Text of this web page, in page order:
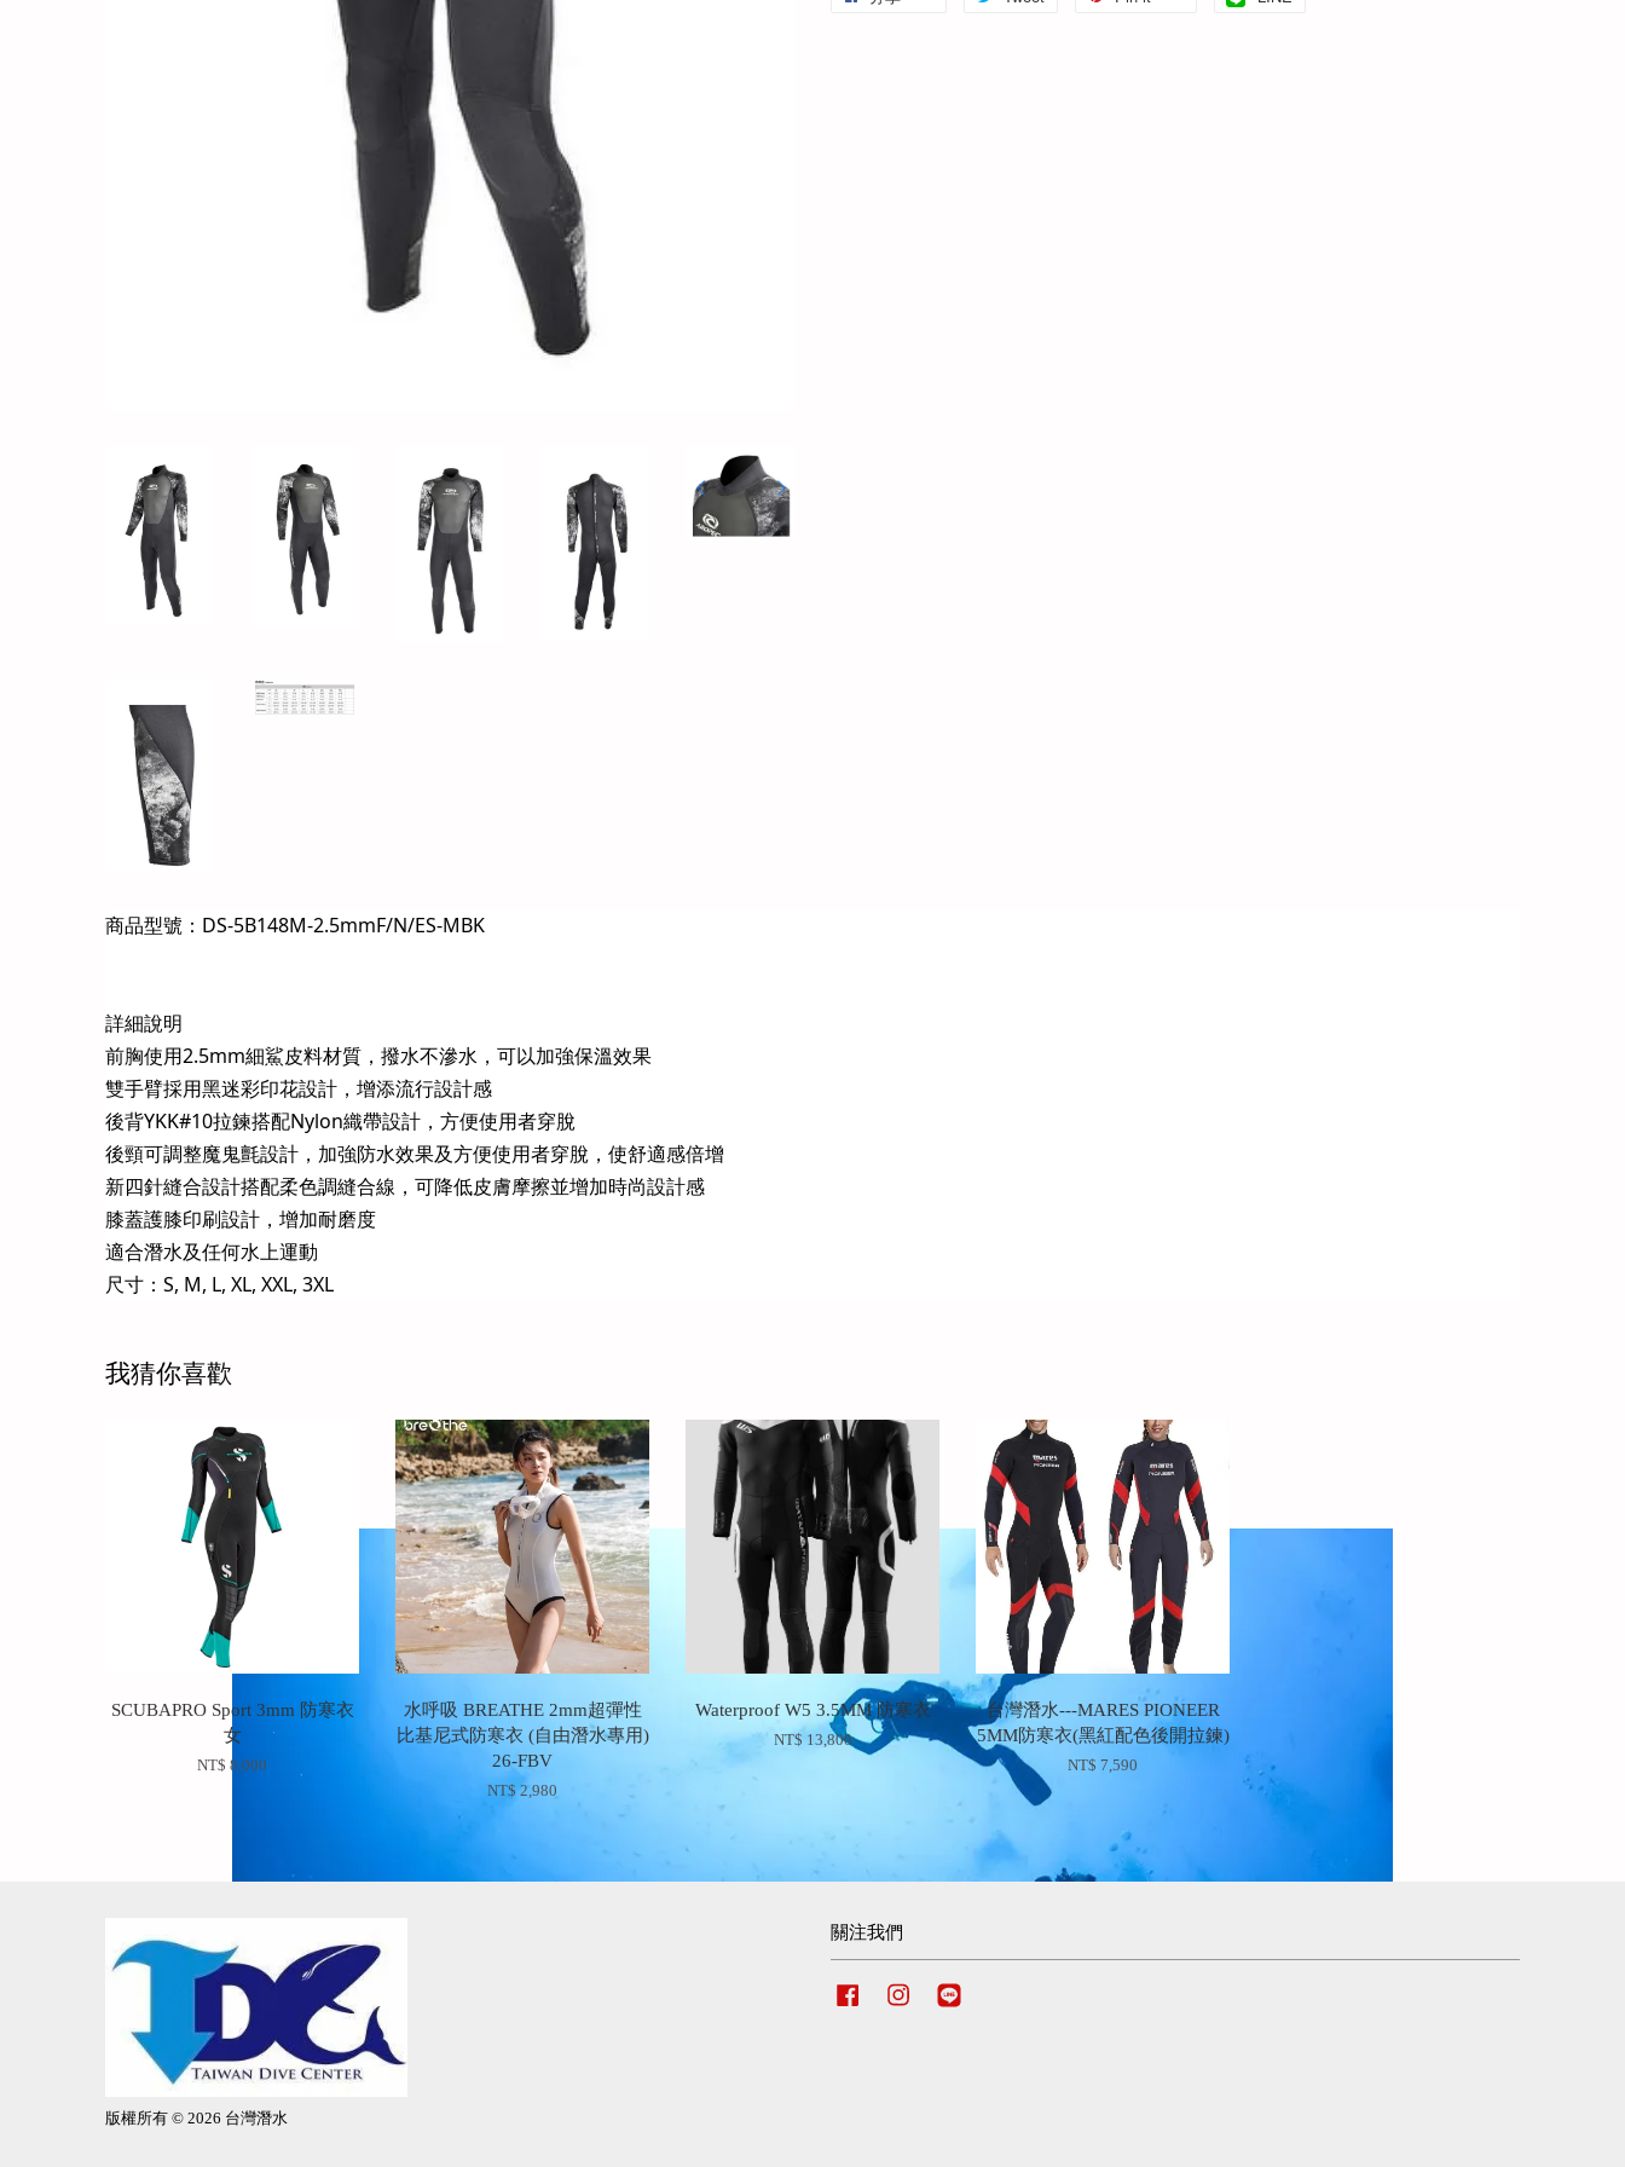
商品型號：DS-5B148M-2.5mmF/N/ES-MBK
詳細說明
前胸使用2.5mm細鯊皮料材質，撥水不滲水，可以加強保溫效果
雙手臂採用黑迷彩印花設計，增添流行設計感
後背YKK#10拉鍊搭配Nylon織帶設計，方便使用者穿脫
後頸可調整魔鬼氈設計，加強防水效果及方便使用者穿脫，使舒適感倍增
新四針縫合設計搭配柔色調縫合線，可降低皮膚摩擦並增加時尚設計感
膝蓋護膝印刷設計，增加耐磨度
適合潛水及任何水上運動
尺寸：S, M, L, XL, XXL, 3XL
我猜你喜歡
SCUBAPRO Sport 3mm 防寒衣
女
NT$ 8,000
水呼吸 BREATHE 2mm超彈性
比基尼式防寒衣 (自由潛水專用)
26-FBV
NT$ 2,980
Waterproof W5 3.5MM 防寒衣
NT$ 13,800
台灣潛水---MARES PIONEER
5MM防寒衣(黑紅配色後開拉鍊)
NT$ 7,590
版權所有 © 2026 台灣潛水
關注我們
Facebook Instagram